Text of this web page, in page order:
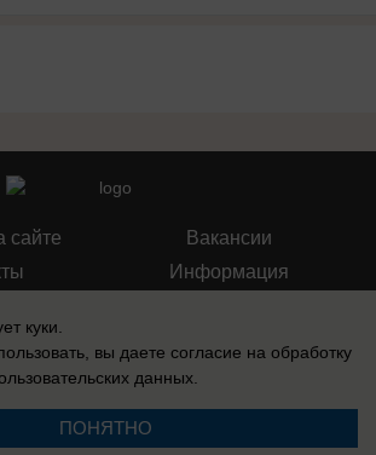
сайте
Вакансии
Информация
(Роскомнадзор) 17 августа 2018 г.
куки.
вы даете согласие на обработку
данных.
ПОНЯТНО